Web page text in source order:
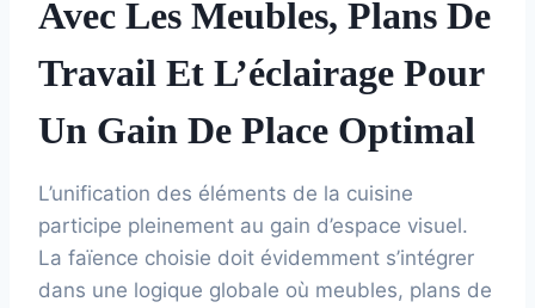
Avec Les Meubles, Plans De
Travail Et L’éclairage Pour
Un Gain De Place Optimal
L’unification des éléments de la cuisine
participe pleinement au gain d’espace visuel.
La faïence choisie doit évidemment s’intégrer
dans une logique globale où meubles, plans de